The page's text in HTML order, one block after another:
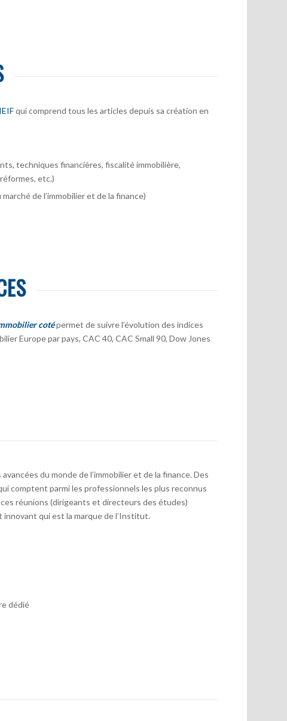
qui comprend tous les articles depuis sa création en
techniques financières, fiscalité immobilière,
etc.)
de l’immobilier et de la finance)
cotépermet de suivre l’évolution des indices
Europe par pays, CAC 40, CAC Small 90, Dow Jones
du monde de l’immobilier et de la finance. Des
comptent parmi les professionnels les plus reconnus
réunions (dirigeants et directeurs des études)
qui est la marque de l’Institut.
dédié